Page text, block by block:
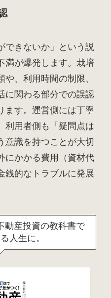
できないか」という説
満が爆発します。栽培
、利用時間の制限、
に関わる部分での誤認
ます。運営側には丁寧
利用者側も「疑問点は
意識を持つことが大切
にかかる費用（資材代
銭的なトラブルに発展
動産投資の教科書で
人生に。